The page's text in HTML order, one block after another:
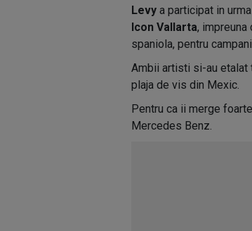
Levy a participat in
Icon Vallarta, impreuna
spaniola, pentru
Ambii artisti si-au etalat
plaja de vis din Mexic.
Pentru ca ii merge
Mercedes Benz.